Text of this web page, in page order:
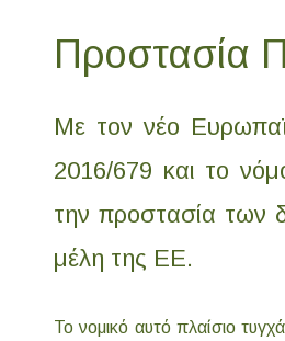
Προστασία
Με τον νέο
2016/679 και το
την προστασία των
μέλη της ΕΕ.
Το νομικό αυτό πλαίσιο